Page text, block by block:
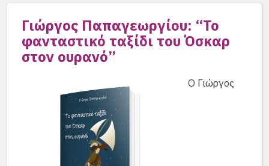
Γιώργος Παπαγεωργίου: “Το
φανταστικό ταξίδι του Όσκαρ
στον ουρανό”
Ο Γιώργος